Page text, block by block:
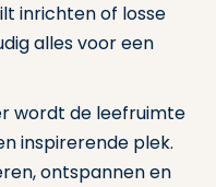
inrichten of losse
alles voor een
wordt de leefruimte
inspirerende plek.
ontspannen en